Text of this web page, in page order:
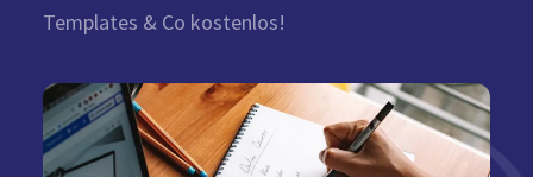
Templates & Co kostenlos!